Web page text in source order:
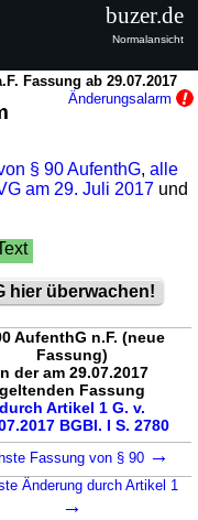
Fassung ab 29.07.2017
Änderungsalarm
§ 90 AufenthG,alle
am 29. Juli 2017 und
hier überwachen!
AufenthG n.F. (neue
Fassung)
der am 29.07.2017
geltenden Fassung
durch Artikel 1 G. v.
BGBl. I S. 2780
Fassung von § 90 →
Änderung durch Artikel 1
→
buzer.de
Normalansicht